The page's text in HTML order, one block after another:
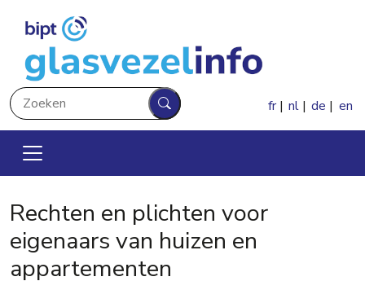
Zoeken
Zoeken
fr nl de en
Rechten en plichten voor
eigenaars van huizen en
appartementen